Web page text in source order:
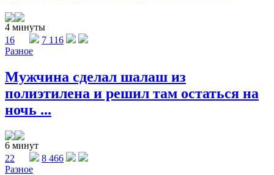
4 минуты
16
7 116
Разное
Мужчина сделал шалаш из
полиэтилена и решил там остаться на
ночь ...
6 минут
22
8 466
Разное